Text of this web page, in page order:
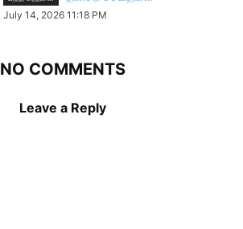
July 14, 2026 11:18 PM
NO COMMENTS
Leave a Reply